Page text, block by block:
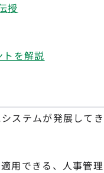
授
を解説
ステムが発展してき
用できる、人事管理